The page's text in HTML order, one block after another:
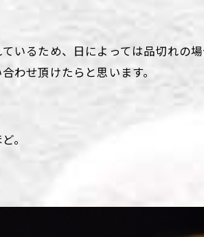
るため、日によっては品切れの場
わせ頂けたらと思います。
。